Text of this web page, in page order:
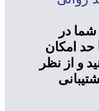
در
حد امکان
و از نظر